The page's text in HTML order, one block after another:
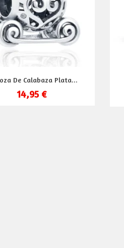
Vista rápida
De Calabaza Plata...
14,95 €